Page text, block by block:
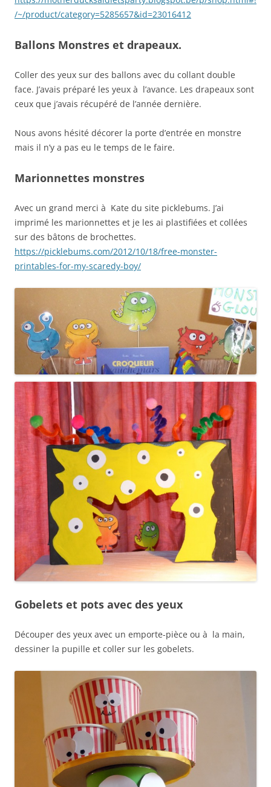
/~/product/category=5285657&id=23016412
Ballons Monstres et drapeaux.
Coller des yeux sur des ballons avec du collant double
face. J’avais préparé les yeux à l’avance. Les drapeaux sont
ceux que j’avais récupéré de l’année dernière.
Nous avons hésité décorer la porte d’entrée en monstre
mais il n’y a pas eu le temps de le faire.
Marionnettes monstres
Avec un grand merci à Kate du site picklebums. J’ai
imprimé les marionnettes et je les ai plastifiées et collées
sur des bâtons de brochettes.
https://picklebums.com/2012/10/18/free-monster-
printables-for-my-scaredy-boy/
Gobelets et pots avec des yeux
Découper des yeux avec un emporte-pièce ou à la main,
dessiner la pupille et coller sur les gobelets.